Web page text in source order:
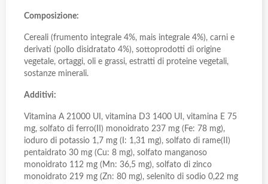
Composizione:
Cereali (frumento integrale 4%, mais integrale 4%), carni e
derivati (pollo disidratato 4%), sottoprodotti di origine
vegetale, ortaggi, oli e grassi, estratti di proteine vegetali,
sostanze minerali.
Additivi:
Vitamina A 21000 UI, vitamina D3 1400 UI, vitamina E 75
mg, solfato di ferro(II) monoidrato 237 mg (Fe: 78 mg),
ioduro di potassio 1,7 mg (I: 1,31 mg), solfato di rame(II)
pentaidrato 30 mg (Cu: 8 mg), solfato manganoso
monoidrato 112 mg (Mn: 36,5 mg), solfato di zinco
monoidrato 219 mg (Zn: 80 mg), selenito di sodio 0,22 mg